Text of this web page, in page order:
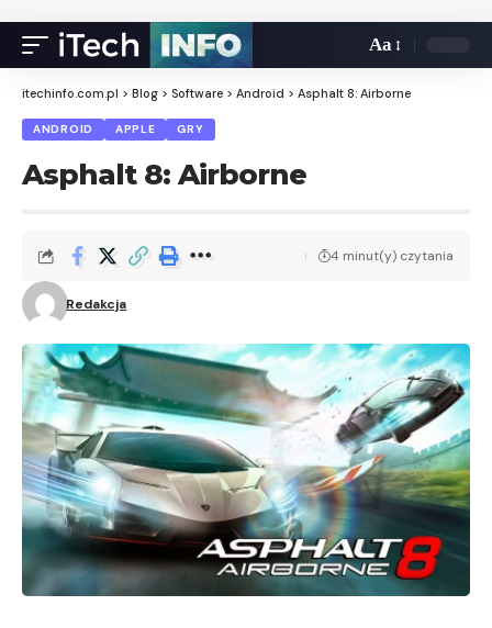
Aa
itechinfo.com.pl > Blog > Software > Android > Asphalt 8: Airborne
ANDROID APPLE GRY
Asphalt 8: Airborne
Redakcja
4 minut(y) czytania